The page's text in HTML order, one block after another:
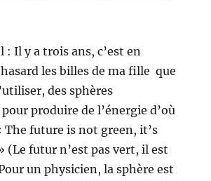
: Il y a trois ans, c’est en
les billes de ma fille que
des sphères
produire de l’énergie d’où
The future is not green, it’s
(Le futur n’est pas vert, il est
un physicien, la sphère est